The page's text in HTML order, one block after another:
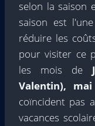
selon la saison
saison est
réduire les
pour visiter ce
les mois de
Valentin),
coïncident pas
vacances